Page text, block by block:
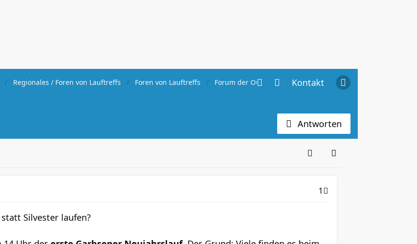
Kontakt
Regionales / Foren von Lauftreffs Foren von Lauftreffs Forum der OG Hannover
Antworten
1
Silvester laufen?